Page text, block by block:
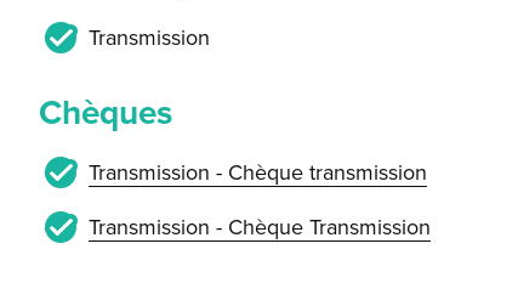
Transmission
Chèques
Transmission - Chèque transmission
Transmission - Chèque Transmission